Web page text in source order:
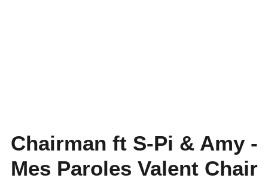
Chairman ft S-Pi & Amy -
Mes Paroles Valent Chair